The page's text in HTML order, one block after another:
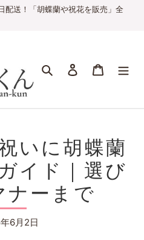
配送！「胡蝶蘭や祝花を販売」全
検索 ログインカート
いに胡蝶蘭
イド｜選び
ナーまで
6月2日